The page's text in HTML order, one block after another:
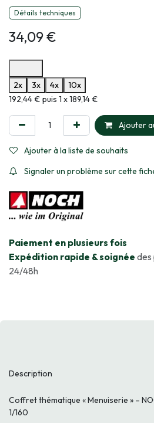
Détails techniques
34,09€
2x
3x 4x
10x
Informations sur le plan de paiement
192,44 € puis 1 x 189,14 €
Ajouter
Ajouter à la liste de souhaits
Signaler un problème sur cette
​Paiement en plusieurs fois
Expédition rapide & soignée des
24/48h
Description
Coffret thématique « Menuiserie » –
1/160